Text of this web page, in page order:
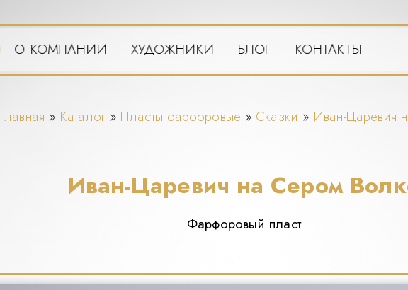
О КОМПАНИИ ХУДОЖНИКИ БЛОГ КОНТАКТЫ
Главная » Каталог » Пласты фарфоровые » Сказки » Иван-Царевич
Иван-Царевич на Сером
Фарфоровый пласт